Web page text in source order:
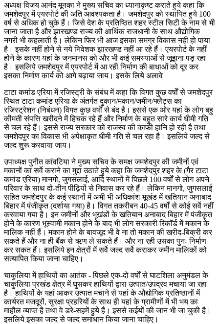
अध्यक्ष विजय आनंद मूनका ने मुख्य सचिव का ध्यानाकृष्ट कराते हुये कहा कि
जमशेदपुर में एयरपोर्ट की अति आवश्यकता है। जमशेदपुर को स्थापित हुये 100
वर्ष से अधिक हो चुके हैं। जिसे देश के प्रतिष्ठित शहर स्टील सिटी के नाम से भी
जाना जाता है और झारखण्ड राज्य की आर्थिक राजधानी के साथ औद्योगिक
नगरी भी कहलाती है। लेकिन फिर भी आज इसका समग्र विकास नहीं हो पाया
है। इसके नहीं होने से नये निवेशक झारखण्ड नहीं आ रहे हैं। एयरपोर्ट के नहीं
होने के कारण यहां के जनमानस को और भी कई समस्याओं से जूझना पड़ रहा
है। इसलिये जमशेदपुर में एयरपोर्ट में आ रही निर्माण की बाधाओं को दूर कर
इसका निर्माण कार्य को आगे बढ़ाया जाय। इसके लिये अलावे
टाटा कमांड एरिया में रजिस्ट्री के संबंध में कहा कि विगत कुछ वर्षों से जमशेदपुर
स्थित टाटा कमांड एरिया के अंतर्गत दुकान/मकान/जमीन/फ्लैट्स का
रजिस्ट्रेशन (निबंधन) विगत कुछ वर्षों से बंद है। इससे एक ओर यहां के लोग बहु
कीमती संपत्ति खरीदने में हिचक रहे हैं और निर्माण के बहुत सारे कार्य धीमी गति
से चल रहे हैं। इससे राज्य सरकार को राजस्व की काफी हानि हो रही है तथा
जमशेदपुर का विकास भी अपेक्षाकृत धीमी गति से चल रहा है। इसलिये जल्द से
जल्द शुरू करवाया जाय।
उपाध्यक्ष पुनीत कांवटिया ने मुख्य सचिव के समक्ष जमशेदपुर की जमीनों एवं
मकानों का सर्वे कराने का मुद्दा उठाते हुये कहा कि जमशेदपुर शहर के (गैर टाटा
कमांड एरिया) मानगो, जुगसलाई, आदि स्थानों में पिछले 100 वर्षों से लोग अपने
परिवार के साथ दो-तीन पीढ़ियों से निवास कर रहे हैं। लेकिन मानगो, जुगसलाई
सहित जमशेदपुर के कई स्थानों में अभी भी अधिकांश भूखंड में खतियान अनाबाद
बिहार में पंजीकृत (दर्शाया गया) है। विगत तकरीबन 40-45 वर्षों से कोई सर्वे नहीं
करवाया गया है। इन जमीनों और भूखंडों के खतियान अनाबाद बिहार में पंजीकृत
होने के कारण भूस्वामी मकान होने के बाद भी लोग सरकारी रिकॉर्ड में मकान के
मालिक नहीं हैं। मकान होने के बावजूद भी वे ना तो मकान की खरीद-बिक्री कर
सकते हैं और ना ही बैंक से ऋण ले सकते हैं। और ना रही उसका पुनः निर्माण
कर सकत हैं। इसलिये इन क्षेत्रों में सर्वे जल्द सर्वे कराकर जमीन मालिकों को
सत्यापित किया जाना चाहिए।
चाकुलिया में हाथियों का आतंक - पिछले एक-दो वर्षों से घाटशिला अनुमंडल के
चाकुलिया प्रखंड क्षेत्र में घुसकर हाथियों द्वारा उत्पात/उपद्रव मचाया जा रहा
है। हाथियों के यहां आकर उत्पात मचाने से यहां के औद्योगिक प्रतिष्ठानों में
कार्यरत मजदूरों, सुरक्षा प्रहरियों के साथ ही यहां के ग्रामीणों में भी भय का
माहौल व्याप्त है तथा वे डरे-सहमें हुये हैं। इससे कईयों की जान भी जा चुकी है।
इसलिये इसका जल्द से जल्द समाधान किया जाना चाहिए।